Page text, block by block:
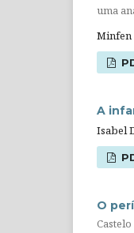
uma
Minfen
A
Isabel
O